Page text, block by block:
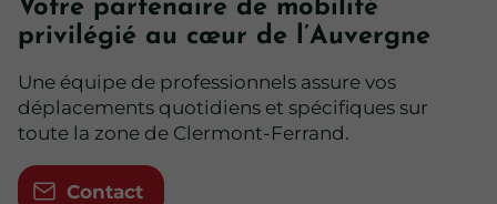
Votre partenaire de mobilité
privilégié au cœur de l’Auvergne
Une équipe de professionnels assure vos
déplacements quotidiens et spécifiques sur
toute la zone de Clermont-Ferrand.
Contact